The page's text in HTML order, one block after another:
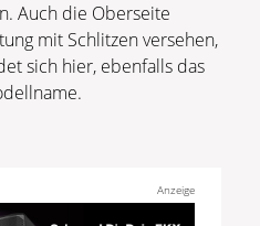
Auch die Oberseite
mit Schlitzen versehen,
sich hier, ebenfalls das
Anzeige